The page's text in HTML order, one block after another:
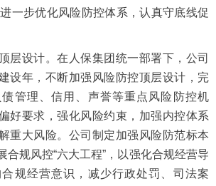
一步优化风险防控体系，认真守底线促
设计。在人保集团统一部署下，公司
设年，不断加强风险防控顶层设计，完
管理、信用、声誉等重点风险防控机
好要求，强化风险约束，加强内控体系
重大风险。公司制定加强风险防范标本
合规风控“六大工程”，以强化合规经营导
规经营意识，减少行政处罚、司法案